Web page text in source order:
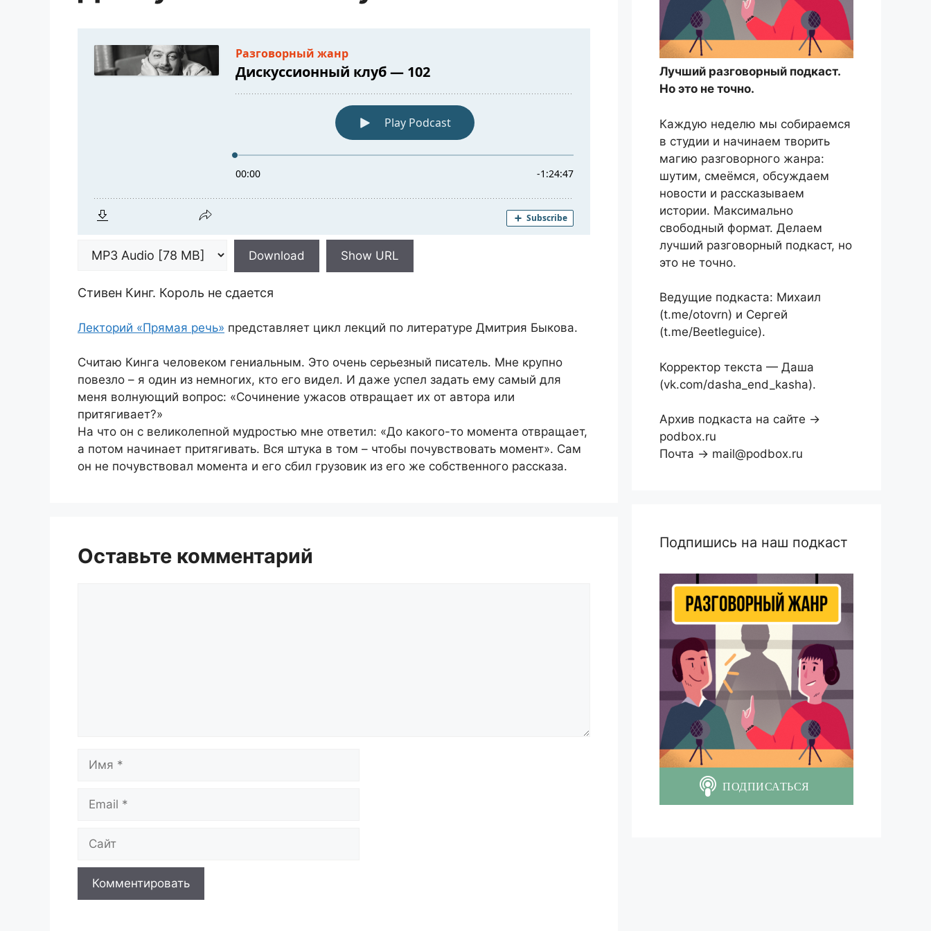
Download Show URL
Стивен Кинг. Король не сдается
Лекторий «Прямая речь» представляет цикл лекций по литературе Дмитрия Быкова.
Считаю Кинга человеком гениальным. Это очень серьезный писатель. Мне крупно
повезло – я один из немногих, кто его видел. И даже успел задать ему самый для
меня волнующий вопрос: «Сочинение ужасов отвращает их от автора или
притягивает?»
На что он с великолепной мудростью мне ответил: «До какого-то момента отвращает,
а потом начинает притягивать. Вся штука в том – чтобы почувствовать момент». Сам
он не почувствовал момента и его сбил грузовик из его же собственного рассказа.
Оставьте комментарий
Лучший разговорный подкаст.
Но это не точно.
Каждую неделю мы собираемся
в студии и начинаем творить
магию разговорного жанра:
шутим, смеёмся, обсуждаем
новости и рассказываем
истории. Максимально
свободный формат. Делаем
лучший разговорный подкаст, но
это не точно.
Ведущие подкаста: Михаил
(t.me/otovrn) и Сергей
(t.me/Beetleguice).
Корректор текста — Даша
(vk.com/dasha_end_kasha).
Архив подкаста на сайте →
podbox.ru
Почта → mail@podbox.ru
Подпишись на наш подкаст